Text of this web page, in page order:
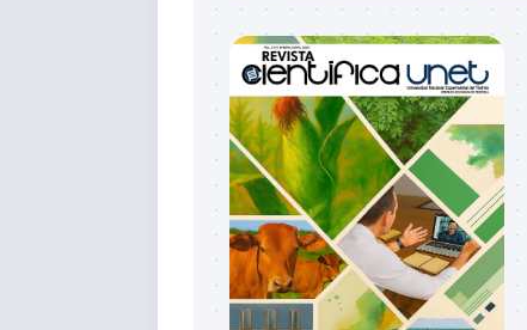
Revista
Científica
UNET
Revista
Científica
UNET